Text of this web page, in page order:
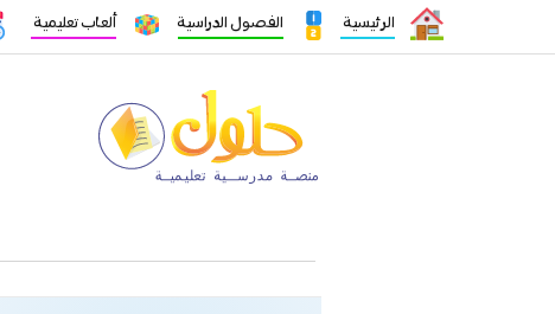
الرئيسية الفصول الدراسية ألعاب تعليمية